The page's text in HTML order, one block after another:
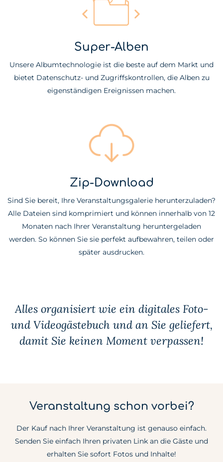
Super-Alben
Unsere Albumtechnologie ist die beste auf dem Markt und
bietet Datenschutz- und Zugriffskontrollen, die Alben zu
eigenständigen Ereignissen machen.
Zip-Download
Sind Sie bereit, Ihre Veranstaltungsgalerie herunterzuladen?
Alle Dateien sind komprimiert und können innerhalb von 12
Monaten nach Ihrer Veranstaltung heruntergeladen
werden. So können Sie sie perfekt aufbewahren, teilen oder
später ausdrucken.
Alles organisiert wie ein digitales Foto-
und Videogästebuch und an Sie geliefert,
damit Sie keinen Moment verpassen!
Veranstaltung schon vorbei?
Der Kauf nach Ihrer Veranstaltung ist genauso einfach.
Senden Sie einfach Ihren privaten Link an die Gäste und
erhalten Sie sofort Fotos und Inhalte!